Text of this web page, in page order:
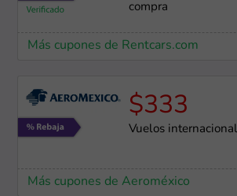
compra
Más cupones de Rentcars.com
$333
Vuelos
Más cupones de Aeroméxico